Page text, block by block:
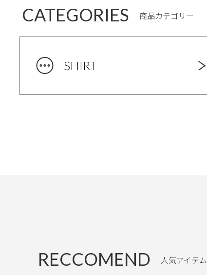
CATEGORIES 商品カテゴリー
SHIRT
RECCOMEND 人気アイテム